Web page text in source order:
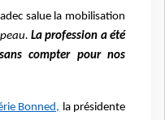
salue la mobilisation
La profession a été
compter pour nos
Bonned, la présidente